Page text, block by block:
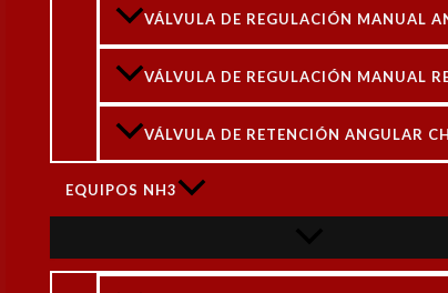
VÁLVULA DE REGULACIÓN MANUAL
VÁLVULA DE REGULACIÓN MANUAL
VÁLVULA DE RETENCIÓN ANGULAR
EQUIPOS NH3
CHV DN-32 (1-1/4 In) 148B6588
Rated4.00out of 5
$128.966 + IVA